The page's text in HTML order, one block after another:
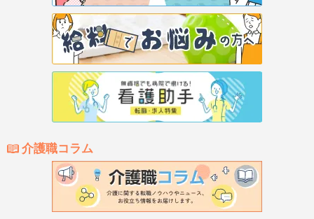
介護職コラム